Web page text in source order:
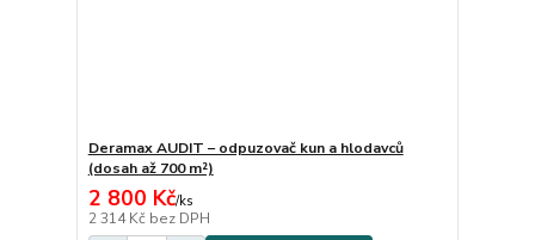
Deramax AUDIT – odpuzovač kun a hlodavců
(dosah až 700 m²)
2 800 Kč/ks
2 314 Kč bez DPH